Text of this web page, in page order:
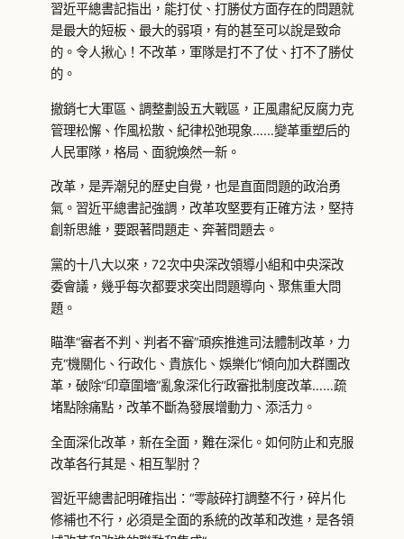
習近平總書記指出，能打仗、打勝仗方面存在的問題就
是最大的短板、最大的弱項，有的甚至可以說是致命
的。令人揪心！不改革，軍隊是打不了仗、打不了勝仗
的。
撤銷七大軍區、調整劃設五大戰區，正風肅紀反腐力克
管理松懈、作風松散、紀律松弛現象……變革重塑后的
人民軍隊，格局、面貌煥然一新。
改革，是弄潮兒的歷史自覺，也是直面問題的政治勇
氣。習近平總書記強調，改革攻堅要有正確方法，堅持
創新思維，要跟著問題走、奔著問題去。
黨的十八大以來，72次中央深改領導小組和中央深改
委會議，幾乎每次都要求突出問題導向、聚焦重大問
題。
瞄準“審者不判、判者不審”頑疾推進司法體制改革，力
克“機關化、行政化、貴族化、娛樂化”傾向加大群團改
革，破除“印章圍墻”亂象深化行政審批制度改革……疏
堵點除痛點，改革不斷為發展增動力、添活力。
全面深化改革，新在全面，難在深化。如何防止和克服
改革各行其是、相互掣肘？
習近平總書記明確指出：“零敲碎打調整不行，碎片化
修補也不行，必須是全面的系統的改革和改進，是各領